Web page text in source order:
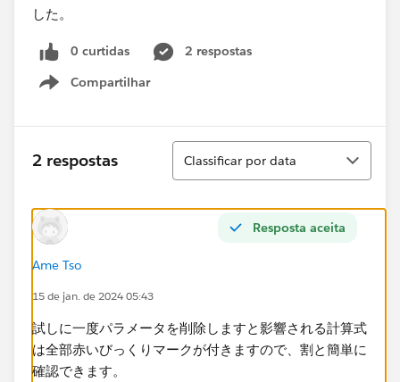
した。
0 curtidas
2 respostas
Compartilhar
Show menu
2 respostas
Classificar
Classificar por data
Resposta aceita
Ame Tso
15 de jan. de 2024 05:43
試しに一度パラメータを削除しますと影響される計算式
は全部赤いびっくりマークが付きますので、割と簡単に
確認できます。